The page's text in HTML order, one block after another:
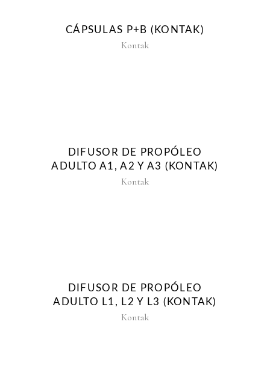
CÁPSULAS P+B (KONTAK)
Kontak
DIFUSOR DE PROPÓLEO
ADULTO A1, A2 Y A3 (KONTAK)
Kontak
DIFUSOR DE PROPÓLEO
ADULTO L1, L2 Y L3 (KONTAK)
Kontak